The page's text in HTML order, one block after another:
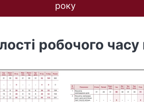
року
робочого